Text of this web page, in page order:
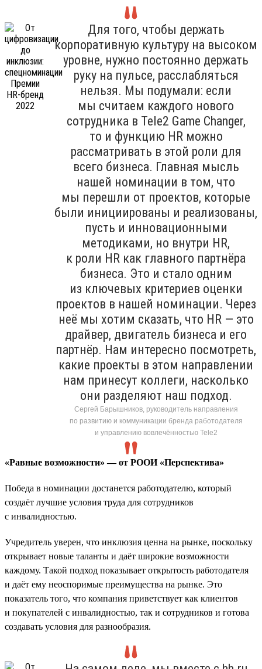
Для того, чтобы держать
корпоративную культуру на высоком
уровне, нужно постоянно держать
руку на пульсе, расслабляться
нельзя. Мы подумали: если
мы считаем каждого нового
сотрудника в Tele2 Game Changer,
то и функцию HR можно
рассматривать в этой роли для
всего бизнеса. Главная мысль
нашей номинации в том, что
мы перешли от проектов, которые
были инициированы и реализованы,
пусть и инновационными
методиками, но внутри HR,
к роли HR как главного партнёра
бизнеса. Это и стало одним
из ключевых критериев оценки
проектов в нашей номинации. Через
неё мы хотим сказать, что HR — это
драйвер, двигатель бизнеса и его
партнёр. Нам интересно посмотреть,
какие проекты в этом направлении
нам принесут коллеги, насколько
они разделяют наш подход.
Сергей Барышников, руководитель направления
по развитию и коммуникации бренда работодателя
и управлению вовлечённостью Tele2
«Равные возможности» — от РООИ «Перспектива»
Победа в номинации достанется работодателю, который
создаёт лучшие условия труда для сотрудников
с инвалидностью.
Учредитель уверен, что инклюзия ценна на рынке, поскольку
открывает новые таланты и даёт широкие возможности
каждому. Такой подход показывает открытость работодателя
и даёт ему неоспоримые преимущества на рынке. Это
показатель того, что компания приветствует как клиентов
и покупателей с инвалидностью, так и сотрудников и готова
создавать условия для разнообразия.